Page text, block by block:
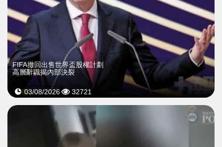
FIFA撤回出售世界盃股權計劃
高層辭職揭內部決裂
03/08/2026 32721